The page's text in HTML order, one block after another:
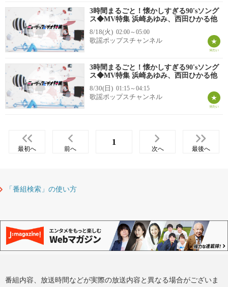
3時間まるごと！懐かしすぎる90'sソング
ス◆MV特集 浜崎あゆみ、西田ひかる他
8/18(火) 02:00～05:00
歌謡ポップスチャンネル
3時間まるごと！懐かしすぎる90'sソング
ス◆MV特集 浜崎あゆみ、西田ひかる他
8/30(日) 01:15～04:15
歌謡ポップスチャンネル
最初へ 前へ
1
次へ 最後へ
「番組検索」の使い方
番組内容、放送時間などが実際の放送内容と異なる場合がございま